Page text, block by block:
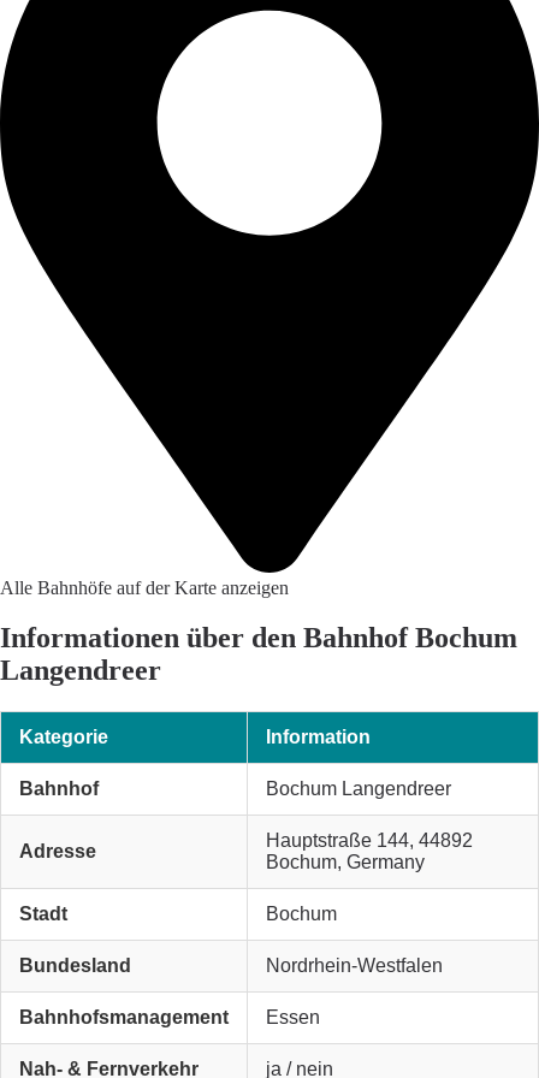
Alle Bahnhöfe auf der Karte anzeigen
Informationen über den Bahnhof Bochum
Langendreer
Kategorie Information
Bahnhof Bochum Langendreer
Adresse
Hauptstraße 144, 44892
Bochum, Germany
Stadt Bochum
Bundesland Nordrhein-Westfalen
Bahnhofsmanagement Essen
Nah- & Fernverkehr ja / nein